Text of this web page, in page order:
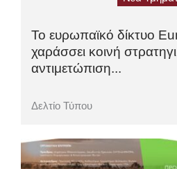
Το ευρωπαϊκό δίκτυο
χαράσσει κοινή
αντιμετώπιση...
Δελτίο Τύπου